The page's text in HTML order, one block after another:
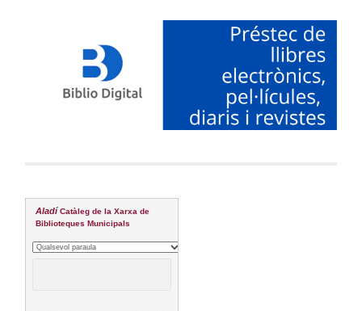
Aladí Catàleg de la Xarxa de
Biblioteques Municipals